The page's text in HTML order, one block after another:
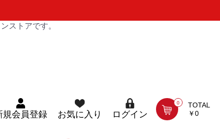
ストアです。
規会員登録 お気に入り ログイン
0
TOTAL
￥0